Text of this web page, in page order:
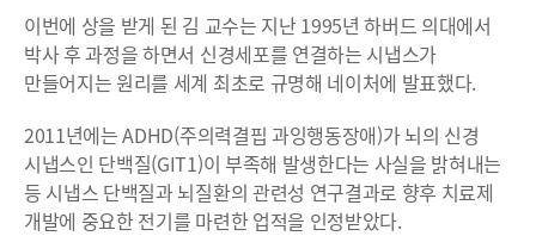
이번에 상을 받게 된 김 교수는 지난 1995년 하버드 의대에서
박사 후 과정을 하면서 신경세포를 연결하는 시냅스가
만들어지는 원리를 세계 최초로 규명해 네이처에 발표했다.
2011년에는 ADHD(주의력결핍 과잉행동장애)가 뇌의 신경
시냅스인 단백질(GIT1)이 부족해 발생한다는 사실을 밝혀내는
등 시냅스 단백질과 뇌질환의 관련성 연구결과로 향후 치료제
개발에 중요한 전기를 마련한 업적을 인정받았다.